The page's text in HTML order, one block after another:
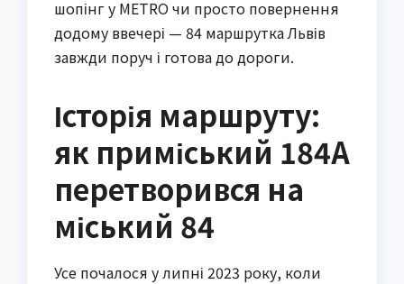
шопінг у METRO чи просто повернення
додому ввечері — 84 маршрутка Львів
завжди поруч і готова до дороги.
Історія маршруту:
як приміський 184А
перетворився на
міський 84
Усе почалося у липні 2023 року, коли